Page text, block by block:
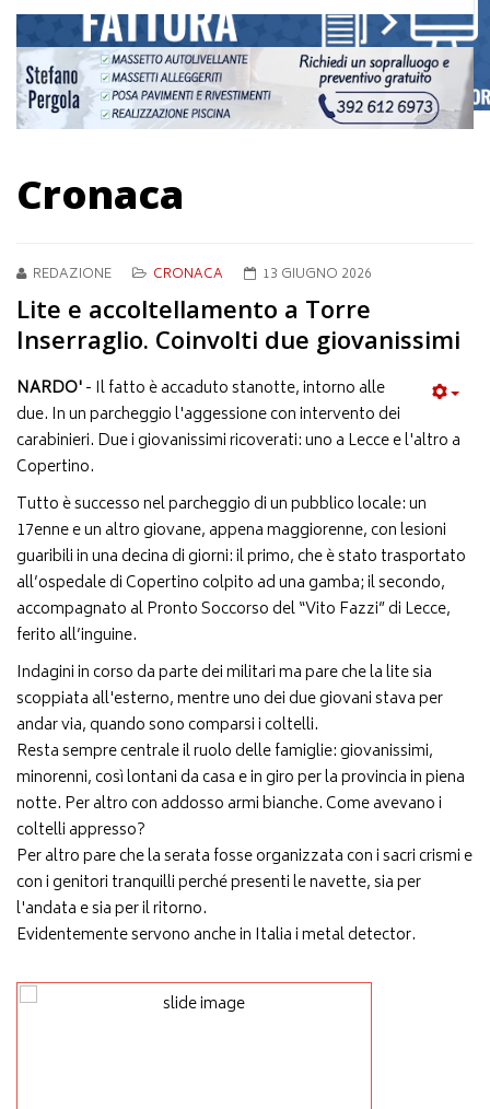
Cronaca
REDAZIONE CRONACA 13 GIUGNO 2026
Lite e accoltellamento a Torre
Inserraglio. Coinvolti due giovanissimi
NARDO'- Il fatto è accaduto stanotte, intorno alle
due. In un parcheggio l'aggessione con intervento dei
carabinieri. Due i giovanissimi ricoverati: uno a Lecce e l'altro a
Copertino.
Tutto è successo nel parcheggio di un pubblico locale: un
17enne e un altro giovane, appena maggiorenne, con lesioni
guaribili in una decina di giorni: il primo, che è stato trasportato
all’ospedale di Copertino colpito ad una gamba; il secondo,
accompagnato al Pronto Soccorso del “Vito Fazzi” di Lecce,
ferito all’inguine.
Indagini in corso da parte dei militari ma pare che la lite sia
scoppiata all'esterno, mentre uno dei due giovani stava per
andar via, quando sono comparsi i coltelli.
Resta sempre centrale il ruolo delle famiglie: giovanissimi,
minorenni, così lontani da casa e in giro per la provincia in piena
notte. Per altro con addosso armi bianche. Come avevano i
coltelli appresso?
Per altro pare che la serata fosse organizzata con i sacri crismi e
con i genitori tranquilli perché presenti le navette, sia per
l'andata e sia per il ritorno.
Evidentemente servono anche in Italia i metal detector.